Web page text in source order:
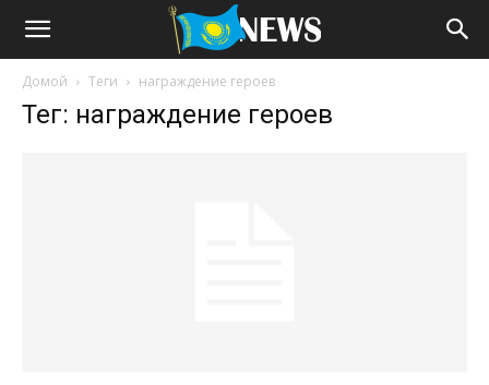
Домой Теги награждение героев
Тег: награждение героев